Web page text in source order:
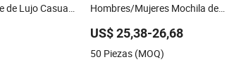
de Lujo Casual
Viajes,
Portátil
Hombres/Mujeres Mochila de
Universal de Negocios Mochila
Multifuncional
US$ 25,38-26,68
50 Piezas (MOQ)